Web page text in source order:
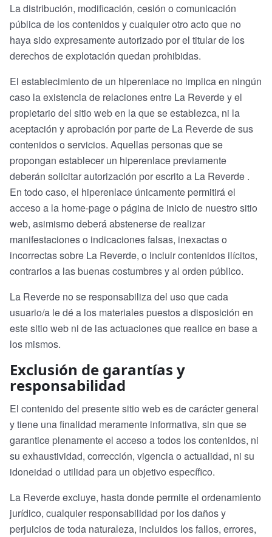
La distribución, modificación, cesión o comunicación
pública de los contenidos y cualquier otro acto que no
haya sido expresamente autorizado por el titular de los
derechos de explotación quedan prohibidas.
El establecimiento de un hiperenlace no implica en ningún
caso la existencia de relaciones entre La Reverde y el
propietario del sitio web en la que se establezca, ni la
aceptación y aprobación por parte de La Reverde de sus
contenidos o servicios. Aquellas personas que se
propongan establecer un hiperenlace previamente
deberán solicitar autorización por escrito a La Reverde .
En todo caso, el hiperenlace únicamente permitirá el
acceso a la home-page o página de inicio de nuestro sitio
web, asimismo deberá abstenerse de realizar
manifestaciones o indicaciones falsas, inexactas o
incorrectas sobre La Reverde, o incluir contenidos ilícitos,
contrarios a las buenas costumbres y al orden público.
La Reverde no se responsabiliza del uso que cada
usuario/a le dé a los materiales puestos a disposición en
este sitio web ni de las actuaciones que realice en base a
los mismos.
Exclusión de garantías y
responsabilidad
El contenido del presente sitio web es de carácter general
y tiene una finalidad meramente informativa, sin que se
garantice plenamente el acceso a todos los contenidos, ni
su exhaustividad, corrección, vigencia o actualidad, ni su
idoneidad o utilidad para un objetivo específico.
La Reverde excluye, hasta donde permite el ordenamiento
jurídico, cualquier responsabilidad por los daños y
perjuicios de toda naturaleza, incluidos los fallos, errores,